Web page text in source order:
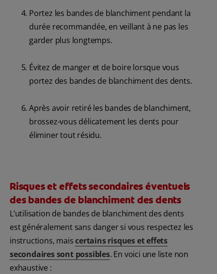
Portez les bandes de blanchiment pendant la
durée recommandée, en veillant à ne pas les
garder plus longtemps.
Évitez de manger et de boire lorsque vous
portez des bandes de blanchiment des dents.
Après avoir retiré les bandes de blanchiment,
brossez-vous délicatement les dents pour
éliminer tout résidu.
Risques et effets secondaires éventuels
des bandes de blanchiment des dents
L’utilisation de bandes de blanchiment des dents
est généralement sans danger si vous respectez les
instructions, maiscertains risques et effets
secondaires sont possibles. En voici une liste non
exhaustive :